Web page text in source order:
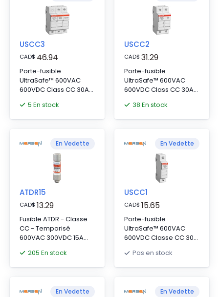
USCC3
CAD$ 46.94
Porte-fusible
UltraSafe™ 600VAC
600VDC Class CC 30A
IP655 En stock
USCC2
CAD$ 31.29
Porte-fusible
UltraSafe™ 600VAC
600VDC Class CC 30A
IP6538 En stock
En Vedette
ATDR15
CAD$ 13.29
Fusible ATDR - Classe
CC - Temporisé
600VAC 300VDC 15A
2000®
205 En stock
En Vedette
USCC1
CAD$ 15.65
Porte-fusible
UltraSafe™ 600VAC
600VDC Classe CC 30A
pression IP65
Pas en stock
En Vedette En Vedette